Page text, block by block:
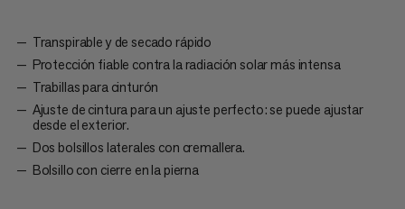
Transpirable y de secado rápido
Protección fiable contra la radiación solar más intensa
Trabillas para cinturón
Ajuste de cintura para un ajuste perfecto: se puede ajustar
desde el exterior.
Dos bolsillos laterales con cremallera.
Bolsillo con cierre en la pierna